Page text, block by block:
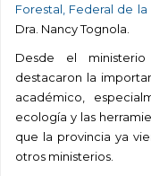
Forestal, Federal de
Dra. Nancy Tognola.
Desde el
destacaron la
académico,
ecología y las
que la provincia ya
otros ministerios.